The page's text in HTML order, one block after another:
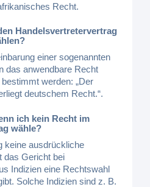
Recht.
Handelsvertretervertrag
einer sogenannten
das anwendbare Recht
werden: „Der
deutschem Recht.“.
ich kein Recht im
wähle?
keine ausdrückliche
das Gericht bei
Indizien eine Rechtswahl
Solche Indizien sind z. B.